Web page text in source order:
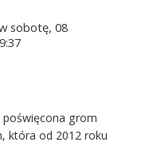
sobotę, 08
grom
która od 2012 roku